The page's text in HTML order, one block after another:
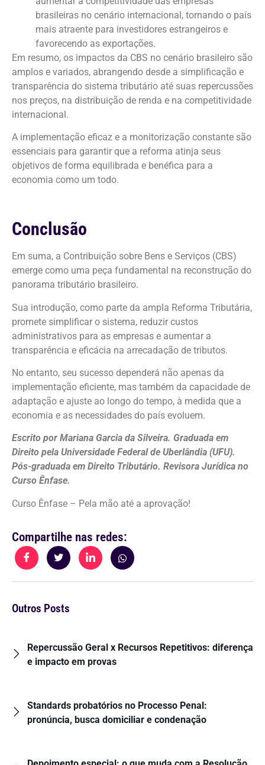
brasileiras no cenário internacional, tornando o país
mais atraente para investidores estrangeiros e
favorecendo as exportações.
Em resumo, os impactos da CBS no cenário brasileiro são
amplos e variados, abrangendo desde a simplificação e
transparência do sistema tributário até suas repercussões
nos preços, na distribuição de renda e na competitividade
internacional.
A implementação eficaz e a monitorização constante são
essenciais para garantir que a reforma atinja seus
objetivos de forma equilibrada e benéfica para a
economia como um todo.
Conclusão
Em suma, a Contribuição sobre Bens e Serviços (CBS)
emerge como uma peça fundamental na reconstrução do
panorama tributário brasileiro.
Sua introdução, como parte da ampla Reforma Tributária,
promete simplificar o sistema, reduzir custos
administrativos para as empresas e aumentar a
transparência e eficácia na arrecadação de tributos.
No entanto, seu sucesso dependerá não apenas da
implementação eficiente, mas também da capacidade de
adaptação e ajuste ao longo do tempo, à medida que a
economia e as necessidades do país evoluem.
Escrito por Mariana Garcia da Silveira. Graduada em
Direito pela Universidade Federal de Uberlândia (UFU).
Pós-graduada em Direito Tributário. Revisora Jurídica no
Curso Ênfase.
Curso Ênfase – Pela mão até a aprovação!
Compartilhe nas redes:
Outros Posts
Repercussão Geral x Recursos Repetitivos: diferença
e impacto em provas
Standards probatórios no Processo Penal:
pronúncia, busca domiciliar e condenação